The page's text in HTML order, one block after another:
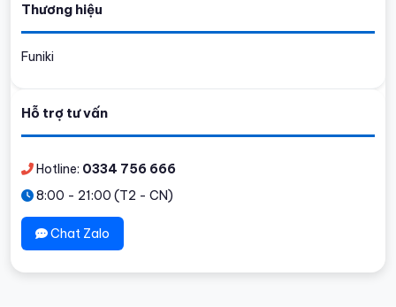
Thương hiệu
Funiki
Hỗ trợ tư vấn
Hotline: 0334 756 666
8:00 - 21:00 (T2 - CN)
Chat Zalo